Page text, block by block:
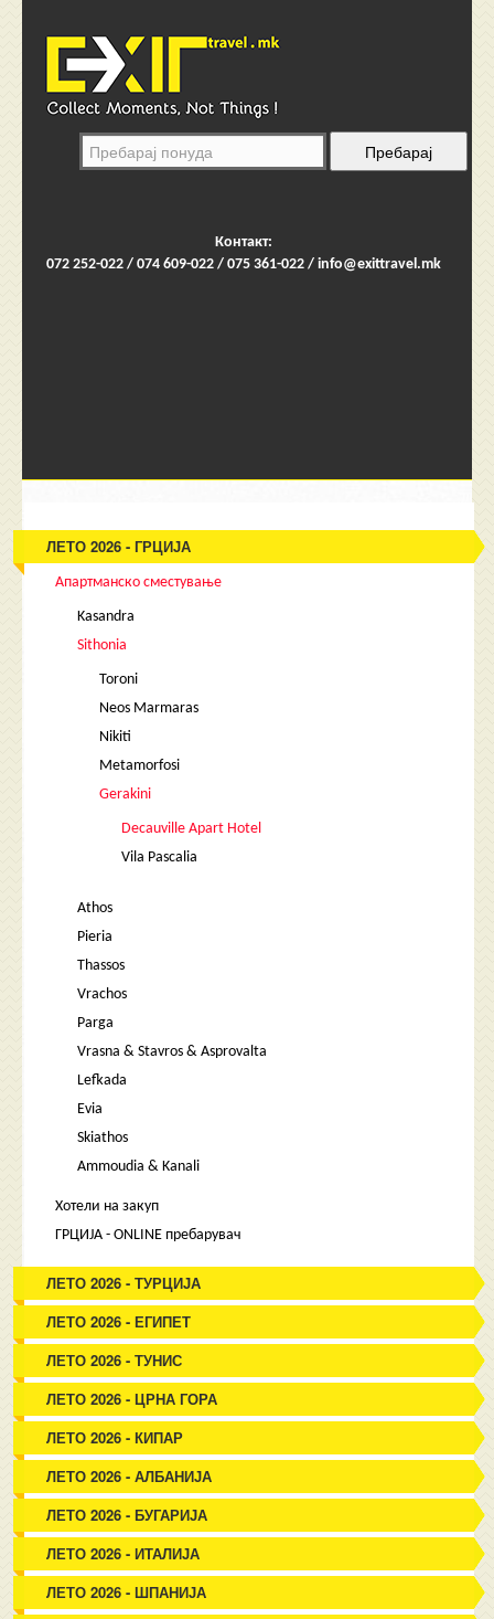
Контакт:
072 252-022 / 074 609-022 / 075 361-022 / info@exittravel.mk
ЛЕТО 2026 - ГРЦИЈА
Апартманско сместување
Kasandra
Sithonia
Toroni
Neos Marmaras
Nikiti
Metamorfosi
Gerakini
Decauville Apart Hotel
Vila Pascalia
Athos
Pieria
Thassos
Vrachos
Parga
Vrasna & Stavros & Asprovalta
Lefkada
Evia
Skiathos
Ammoudia & Kanali
Хотели на закуп
ГРЦИЈА - ONLINE пребарувач
ЛЕТО 2026 - ТУРЦИЈА
ЛЕТО 2026 - ЕГИПЕТ
ЛЕТО 2026 - ТУНИС
ЛЕТО 2026 - ЦРНА ГОРА
ЛЕТО 2026 - КИПАР
ЛЕТО 2026 - АЛБАНИЈА
ЛЕТО 2026 - БУГАРИЈА
ЛЕТО 2026 - ИТАЛИЈА
ЛЕТО 2026 - ШПАНИЈА